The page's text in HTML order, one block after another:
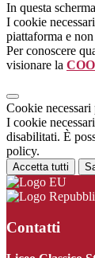
In questa
I cookie
piattaforma e
Per conoscere
visionare la
Cookie
I cookie
disabilitati. È
policy.
Accetta tutti
Contatti